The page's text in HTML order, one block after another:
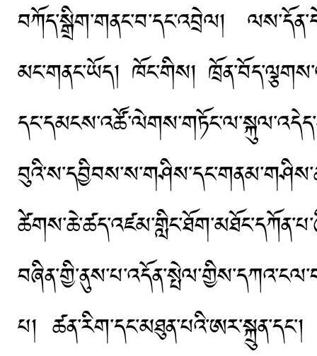
བཀོད་སྒྲིག་གནང་བ་དང་འབྲེལ།
མང་གནང་ཡོད། ཁོང་གིས།
པ།